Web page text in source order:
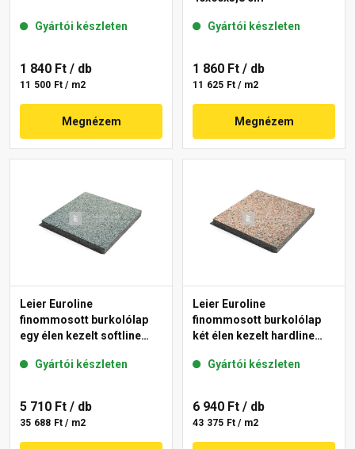
Gyártói készleten
1 840 Ft / db
11 500 Ft / m2
Megnézem
Gyártói készleten
1 860 Ft / db
11 625 Ft / m2
Megnézem
Leier Euroline
finommosott burkolólap
egy élen kezelt softline
Gyártói készleten
5 710 Ft / db
35 688 Ft / m2
Leier Euroline
finommosott burkolólap
két élen kezelt hardline
Gyártói készleten
6 940 Ft / db
43 375 Ft / m2